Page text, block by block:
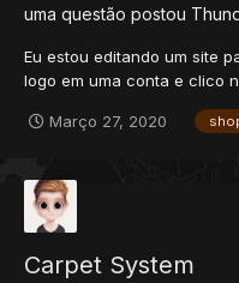
uma questão postou
Eu estou editando um site
logo em uma conta e clico
eu adiciono a aba shop
Março 27, 2020
Carpet System